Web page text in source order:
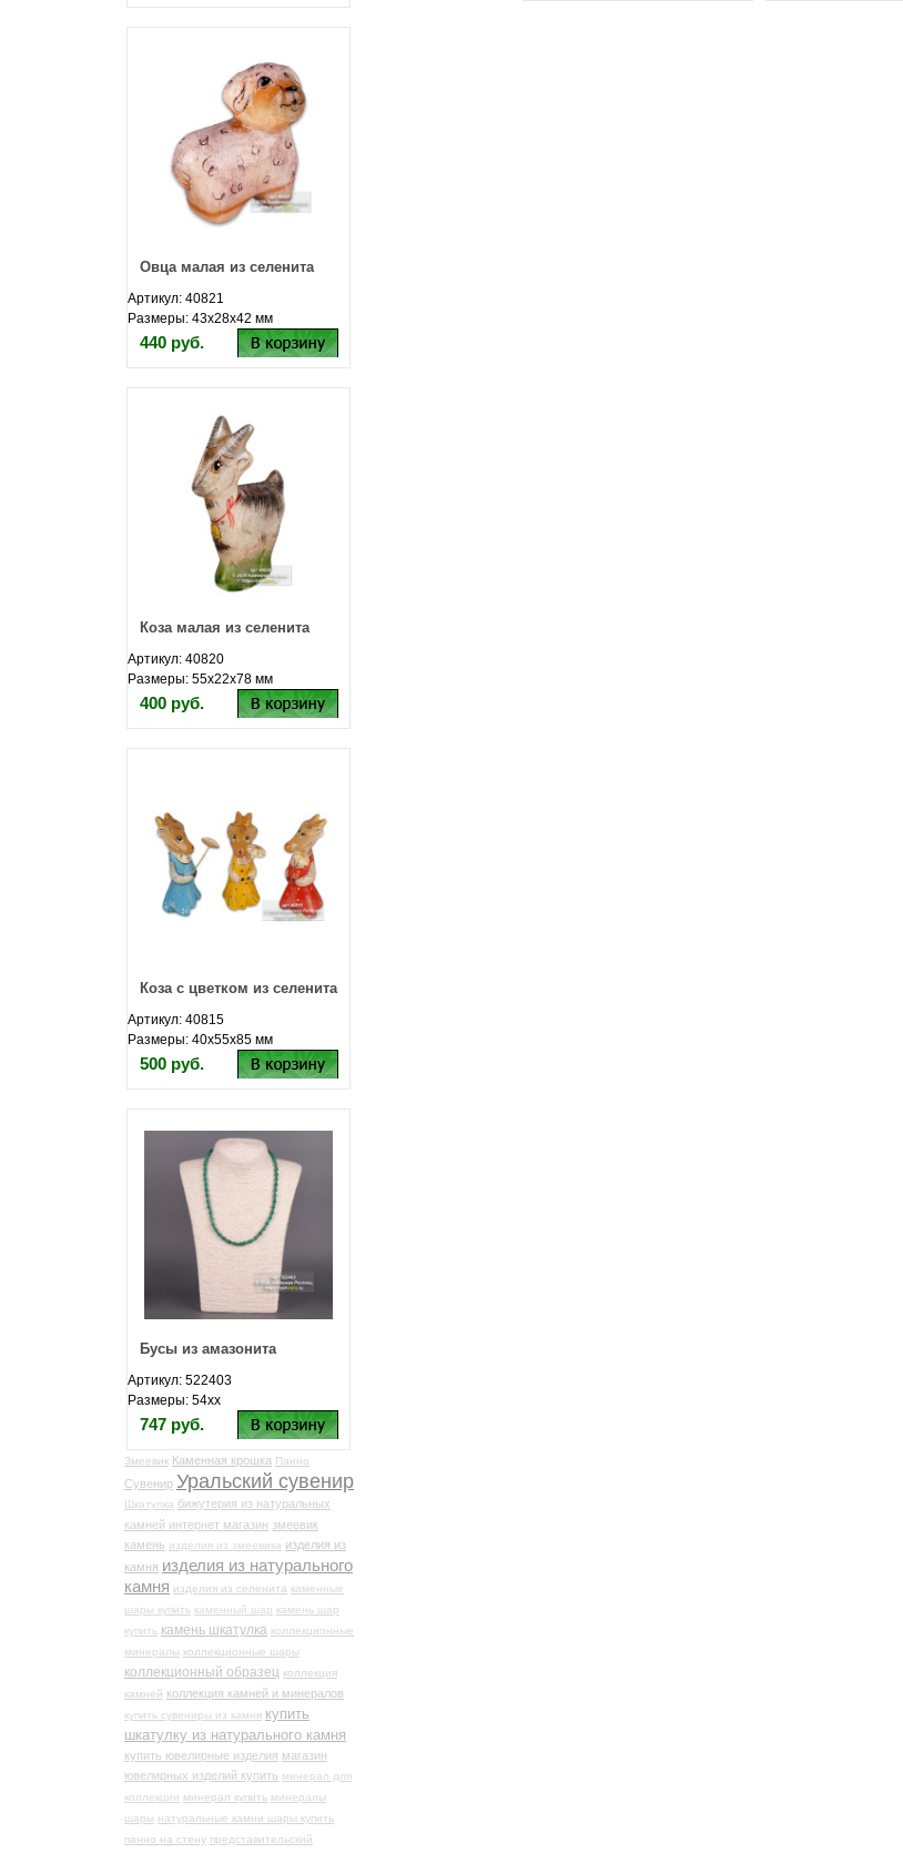
Овца малая из селенита
Артикул: 40821
Размеры: 43х28х42 мм
440 руб.
Коза малая из селенита
Артикул: 40820
Размеры: 55х22х78 мм
400 руб.
Коза с цветком из селенита
Артикул: 40815
Размеры: 40х55х85 мм
500 руб.
Бусы из амазонита
Артикул: 522403
Размеры: 54хх
747 руб.
Змеевик Каменная крошка Панно
Сувенир Уральский сувенир
Шкатулка бижутерия из натуральных
камней интернет магазин змеевик
камень изделия из змеевика изделия из
камня изделия из натурального
камня изделия из селенита каменные
шары купить каменный шар камень шар
купить камень шкатулка коллекционные
минералы коллекционные шары
коллекционный образец коллекция
камней коллекция камней и минералов
купить сувениры из камня купить
шкатулку из натурального камня
купить ювелирные изделия магазин
ювелирных изделий купить минерал для
коллекции минерал купить минералы
шары натуральные камни шары купить
панно на стену представительский